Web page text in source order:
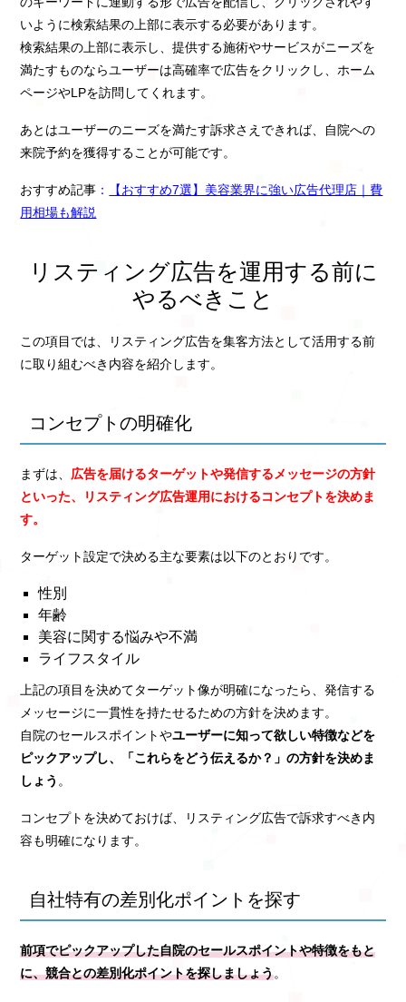
いように検索結果の上部に表示する必要があります。
検索結果の上部に表示し、提供する施術やサービスがニーズを
満たすものならユーザーは高確率で広告をクリックし、ホーム
ページやLPを訪問してくれます。
あとはユーザーのニーズを満たす訴求さえできれば、自院への
来院予約を獲得することが可能です。
おすすめ記事 ：
【おすすめ7選】美容業界に強い広告代理店｜費
用相場も解説
リスティング広告を運用する前に
やるべきこと
この項目では、リスティング広告を集客方法として活用する前
に取り組むべき内容を紹介します。
コンセプトの明確化
まずは、 広告を届けるターゲットや発信するメッセージの方針
といった、リスティング広告運用におけるコンセプトを決めま
す。
ターゲット設定で決める主な要素は以下のとおりです。
性別
年齢
美容に関する悩みや不満
ライフスタイル
上記の項目を決めてターゲット像が明確になったら、発信する
メッセージに一貫性を持たせるための方針を決めます。
自院のセールスポイントやユーザーに知って欲しい特徴などを
ピックアップし、「これらをどう伝えるか？」の方針を決めま
しょう 。
コンセプトを決めておけば、リスティング広告で訴求すべき内
容も明確になります。
自社特有の差別化ポイントを探す
前項でピックアップした自院のセールスポイントや特徴をもと
に、競合との差別化ポイントを探しましょう。